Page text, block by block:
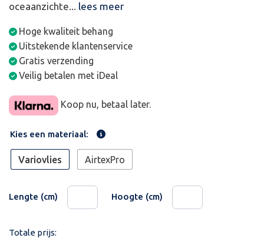
oceaanzichte... lees meer
Hoge kwaliteit behang
Uitstekende klantenservice
Gratis verzending
Veilig betalen met iDeal
Koop nu, betaal later.
Kies een materiaal:
Variovlies AirtexPro
Lengte (cm) Hoogte (cm)
Totale prijs: